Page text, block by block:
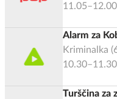
11.05–12.00
Alarm za
Kriminalka (
10.30–11.30
Turščina za